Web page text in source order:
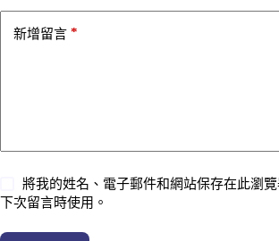
新增留言 *
將我的姓名、電子郵件和網站保存在此瀏
下次留言時使用。